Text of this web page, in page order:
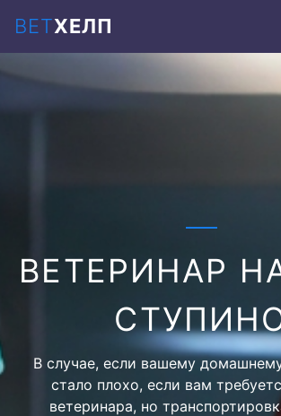
ВЕТХЕЛП
ВЕТЕРИНАР
В случае, если вашему
стало плохо, если вам
ветеринара, но